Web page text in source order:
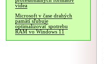
videa
Microsoft v čase drahých
pamätí sľubuje
optimalizovať spotrebu
RAM vo Windows 11